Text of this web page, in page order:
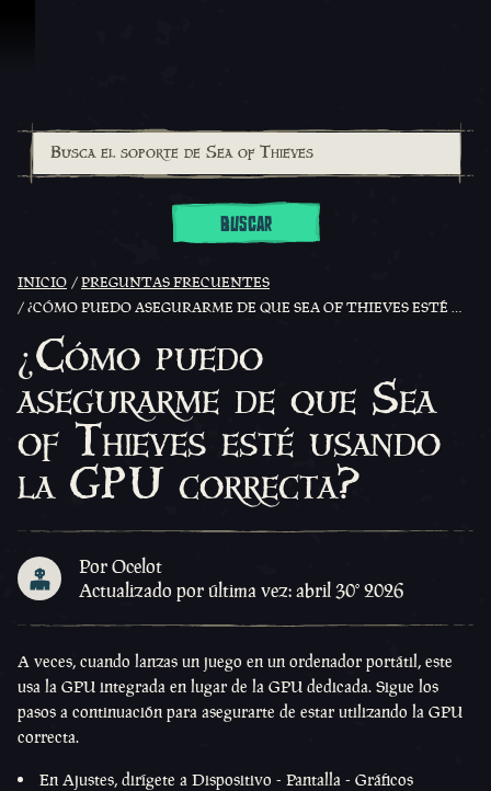
BUSCAR
INICIO
PREGUNTAS FRECUENTES
¿CÓMO PUEDO ASEGURARME DE QUE SEA OF THIEVES ESTÉ USANDO LA GPU CORRECTA?
¿Cómo puedo
asegurarme de que Sea
of Thieves esté usando
la GPU correcta?
Por Ocelot
Actualizado por última vez: abril 30º 2026
A veces, cuando lanzas un juego en un ordenador portátil, este
usa la GPU integrada en lugar de la GPU dedicada. Sigue los
pasos a continuación para asegurarte de estar utilizando la GPU
correcta.
En Ajustes, dirígete a Dispositivo - Pantalla - Gráficos